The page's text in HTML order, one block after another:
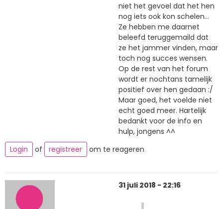
niet het gevoel dat het hen
nog iets ook kon schelen...
Ze hebben me daarnet
beleefd teruggemaild dat
ze het jammer vinden, maar
toch nog succes wensen.
Op de rest van het forum
wordt er nochtans tamelijk
positief over hen gedaan :/
Maar goed, het voelde niet
echt goed meer. Hartelijk
bedankt voor de info en
hulp, jongens ^^
Login
of registreer om te reageren
31 juli 2018 - 22:16